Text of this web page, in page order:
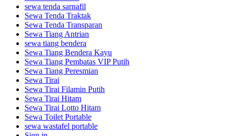
sewa tenda sarnafil
Sewa Tenda Traktak
Sewa Tenda Transparan
Sewa Tiang Antrian
sewa tiang bendera
Sewa Tiang Bendera Kayu
Sewa Tiang Pembatas VIP Putih
Sewa Tiang Peresmian
Sewa Tirai
Sewa Tirai Filamin Putih
Sewa Tirai Hitam
Sewa Tirai Lotto Hitam
Sewa Toilet Portable
sewa wastafel portable